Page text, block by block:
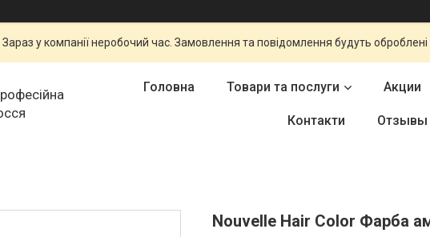
Зараз у компанії неробочий час. Замовлення та повідомлення будуть
Головна Товари та послуги Акции
Контакти Отзывы
Nouvelle Hair Color Фарба